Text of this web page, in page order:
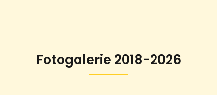
Fotogalerie 2018-2026